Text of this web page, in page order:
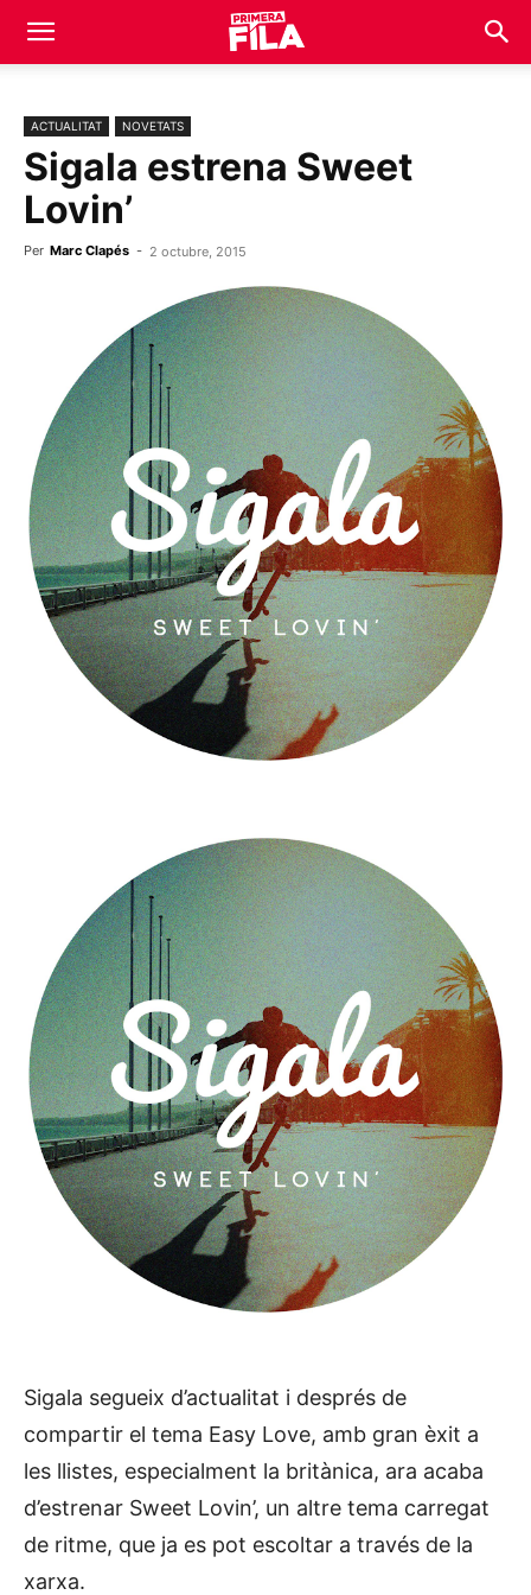
ACTUALITAT NOVETATS
Sigala estrena Sweet
Lovin’
Per Marc Clapés - 2 octubre, 2015
Sigala segueix d’actualitat i després de
compartir el tema Easy Love, amb gran èxit a
les llistes, especialment la britànica, ara acaba
d’estrenar Sweet Lovin’, un altre tema carregat
de ritme, que ja es pot escoltar a través de la
xarxa.